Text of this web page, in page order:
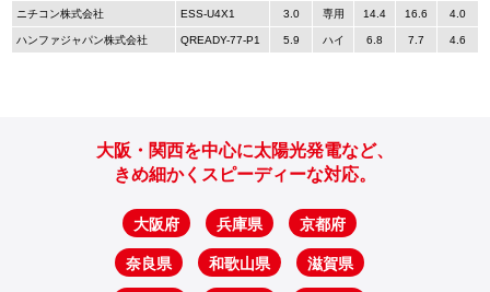
ニチコン株式会社 ESS-U4X1 3.0 専用 14.4 16.6 4.0
ハンファジャパン株式会社 QREADY-77-P1 5.9 ハイ 6.8 7.7 4.6
大阪・関西を中心に太陽光発電など、
きめ細かくスピーディーな対応。
大阪府 兵庫県 京都府
奈良県 和歌山県 滋賀県